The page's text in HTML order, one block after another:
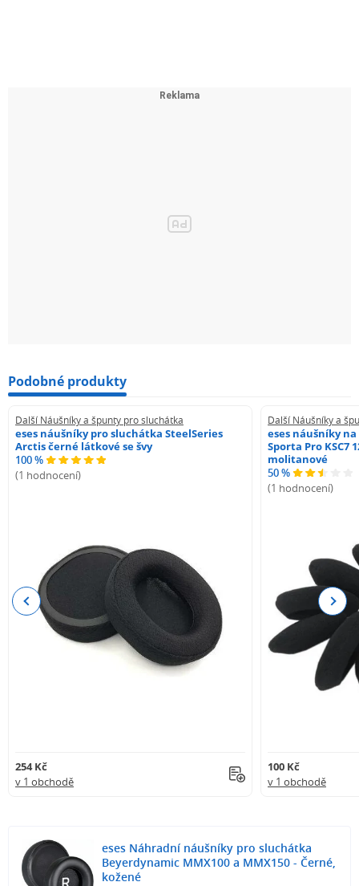
Podobné produkty
Další Náušníky a špunty pro sluchátka
eses náušníky pro sluchátka SteelSeries
Arctis černé látkové se švy
100 %
(1 hodnocení)
254 Kč
v 1 obchodě
Další Náušníky a
eses náušníky
Sporta Pro KSC7
molitanové
50 %
(1 hodnocení)
100 Kč
v 1 obchodě
Previous Next
eses Náhradní náušníky pro sluchátka
Beyerdynamic MMX100 a MMX150 - Černé,
kožené